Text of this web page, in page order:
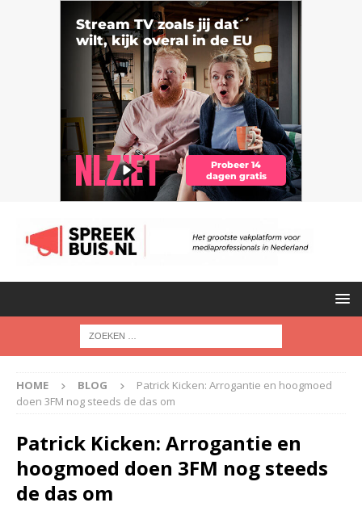
HOME BLOG
Patrick Kicken: Arrogantie en hoogmoed
doen 3FM nog steeds de das om
Patrick Kicken: Arrogantie en
hoogmoed doen 3FM nog steeds
de das om